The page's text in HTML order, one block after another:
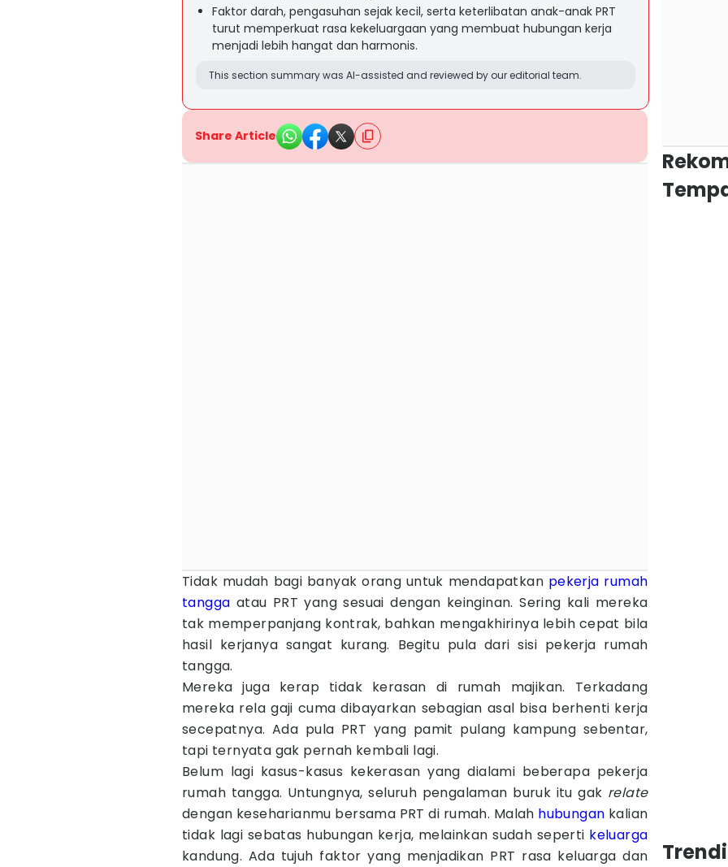
Faktor darah, pengasuhan sejak kecil, serta keterlibatan anak-anak PRT
turut memperkuat rasa kekeluargaan yang membuat hubungan kerja
menjadi lebih hangat dan harmonis.
This section summary was AI-assisted and reviewed by our editorial team.
Share Article
Tidak mudah bagi banyak orang untuk mendapatkan pekerja rumah
tangga atau PRT yang sesuai dengan keinginan. Sering kali mereka
tak memperpanjang kontrak, bahkan mengakhirinya lebih cepat bila
hasil kerjanya sangat kurang. Begitu pula dari sisi pekerja rumah
tangga.
Mereka juga kerap tidak kerasan di rumah majikan. Terkadang
mereka rela gaji cuma dibayarkan sebagian asal bisa berhenti kerja
secepatnya. Ada pula PRT yang pamit pulang kampung sebentar,
tapi ternyata gak pernah kembali lagi.
Belum lagi kasus-kasus kekerasan yang dialami beberapa pekerja
rumah tangga. Untungnya, seluruh pengalaman buruk itu gak relate
dengan keseharianmu bersama PRT di rumah. Malah hubungan kalian
tidak lagi sebatas hubungan kerja, melainkan sudah seperti keluarga
kandung. Ada tujuh faktor yang menjadikan PRT rasa keluarga dan